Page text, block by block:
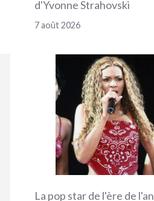
d'Yvonne Strahovski
7 août 2026
La pop star de l'ère de